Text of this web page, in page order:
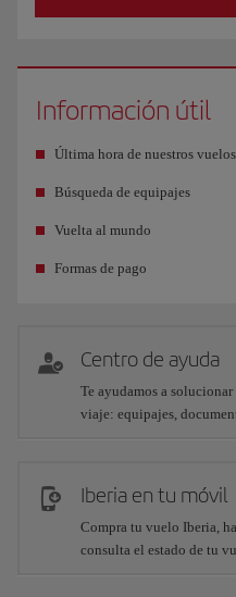
Información útil
Última hora de nuestros vuelos
Búsqueda de equipajes
Vuelta al mundo
Formas de pago
Centro de ayuda
Te ayudamos a
viaje: equipajes,
Iberia en tu móvil
Compra tu vuelo Iberia,
consulta el estado de tu